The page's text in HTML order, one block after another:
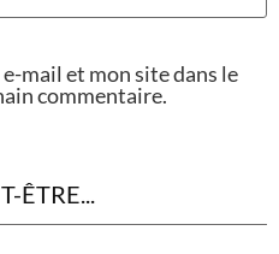
mail et mon site dans le
commentaire.
ÊTRE...